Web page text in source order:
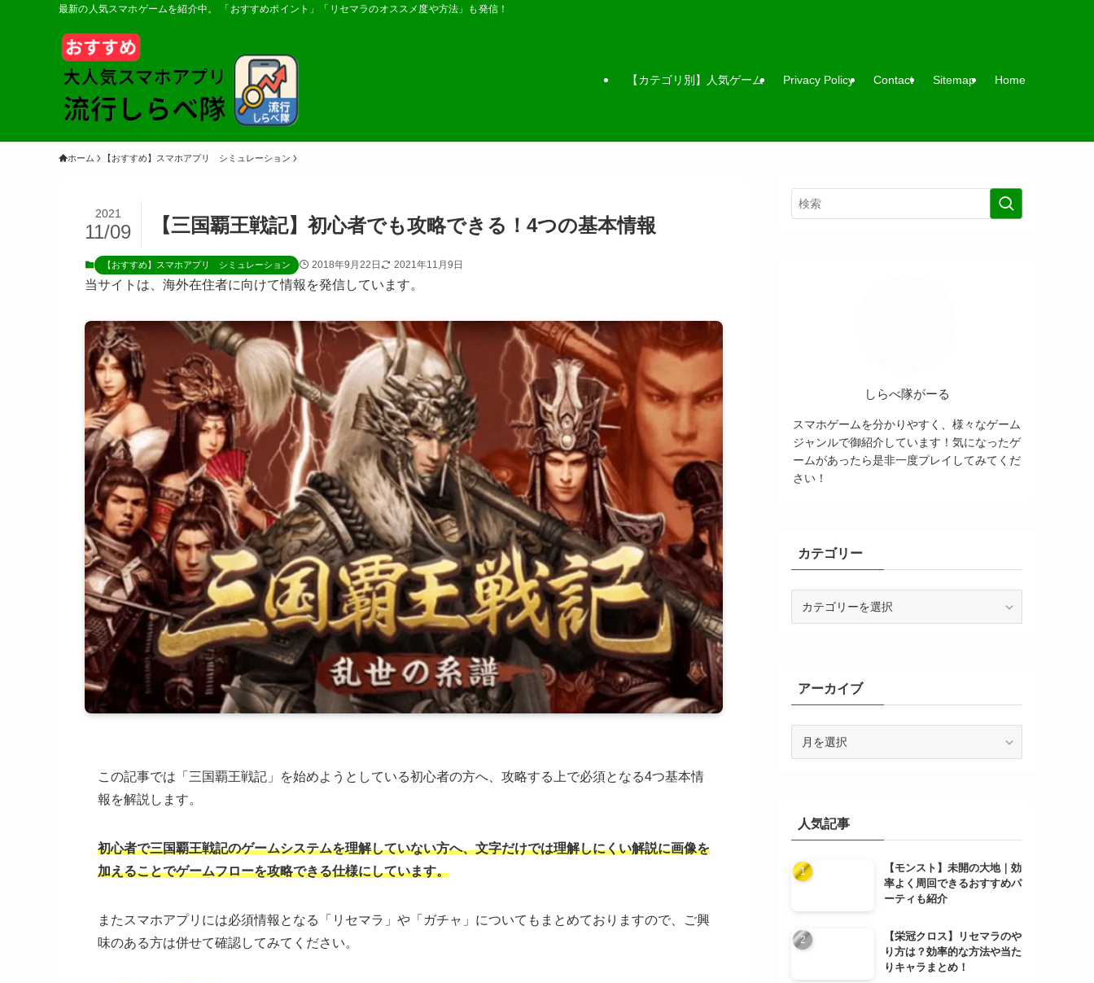
最新の人気スマホゲームを紹介中。 「おすすめポイント」「リセマラのオススメ度や方法」も発信！
【カテゴリ別】人気ゲーム Privacy Policy Contact Sitemap Home
ホーム 【おすすめ】スマホアプリ シミュレーション
【三国覇王戦記】初心者でも攻略できる！4つの基本情報
2021
11/09
【おすすめ】スマホアプリ シミュレーション 2018年9月22日 2021年11月9日
当サイトは、海外在住者に向けて情報を発信しています。
この記事では「三国覇王戦記」を始めようとしている初心者の方へ、攻略する上で必須となる4つ基本情
報を解説します。
初心者で三国覇王戦記のゲームシステムを理解していない方へ、文字だけでは理解しにくい解説に画像を
加えることでゲームフローを攻略できる仕様にしています。
またスマホアプリには必須情報となる「リセマラ」や「ガチャ」についてもまとめておりますので、ご興
味のある方は併せて確認してみてください。
しらべ隊がーる
スマホゲームを分かりやすく、様々なゲーム
ジャンルで御紹介しています！気になったゲ
ームがあったら是非一度プレイしてみてくだ
さい！
カテゴリー
アーカイブ
人気記事
【モンスト】未開の大地｜効
率よく周回できるおすすめパ
ーティも紹介
【栄冠クロス】リセマラのや
り方は？効率的な方法や当た
りキャラまとめ！